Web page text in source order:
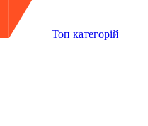
Топ категорій